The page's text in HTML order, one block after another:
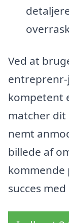
Ved at
kompetent
matcher dit
nemt
billede af
kommende
succes